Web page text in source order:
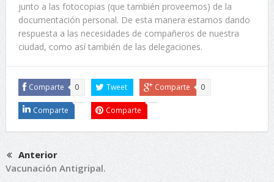
junto a las fotocopias (que también proveemos) de la
documentación personal. De esta manera estamos dando
respuesta a las necesidades de compañeros de nuestra
ciudad, como así también de las delegaciones.
Comparte 0 Tweet Comparte 0
Comparte Comparte
Anterior
Vacunación Antigripal.